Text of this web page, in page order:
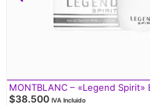
MONTBLANC – «Legend Spirit»
$38.500 IVA Incluido